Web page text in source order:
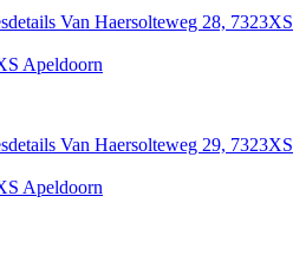
Van Haersolteweg 28, 7323XS
Apeldoorn
Van Haersolteweg 29, 7323XS
Apeldoorn